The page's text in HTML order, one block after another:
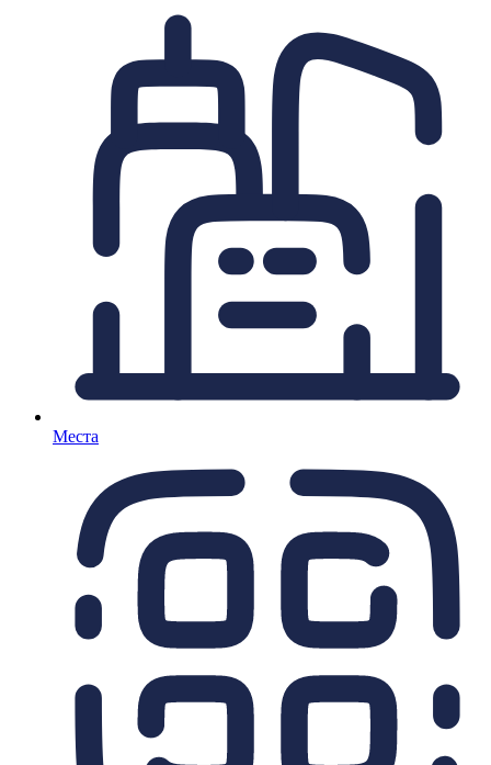
Места